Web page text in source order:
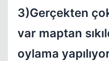
3)Gerçekten
var maptan
oylama